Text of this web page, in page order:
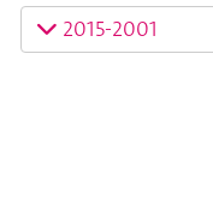
2015-2001